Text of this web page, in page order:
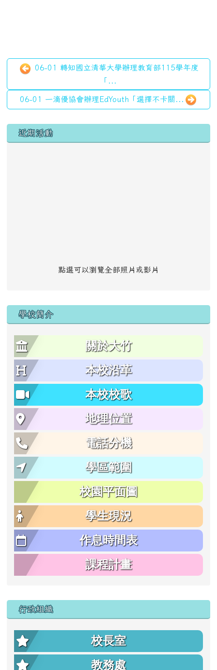
06-01 轉知國立清華大學辦理教育部115學年度
「...
06-01 一滴優協會辦理EdYouth「選擇不卡關...
左邊區域內容
近期活動
點選可以瀏覽全部照片或影片
學校簡介
關於大竹
本校沿革
本校校歌
地理位置
電話分機
學區範圍
校園平面圖
學生現況
作息時間表
課程計畫
行政組織
校長室
教務處